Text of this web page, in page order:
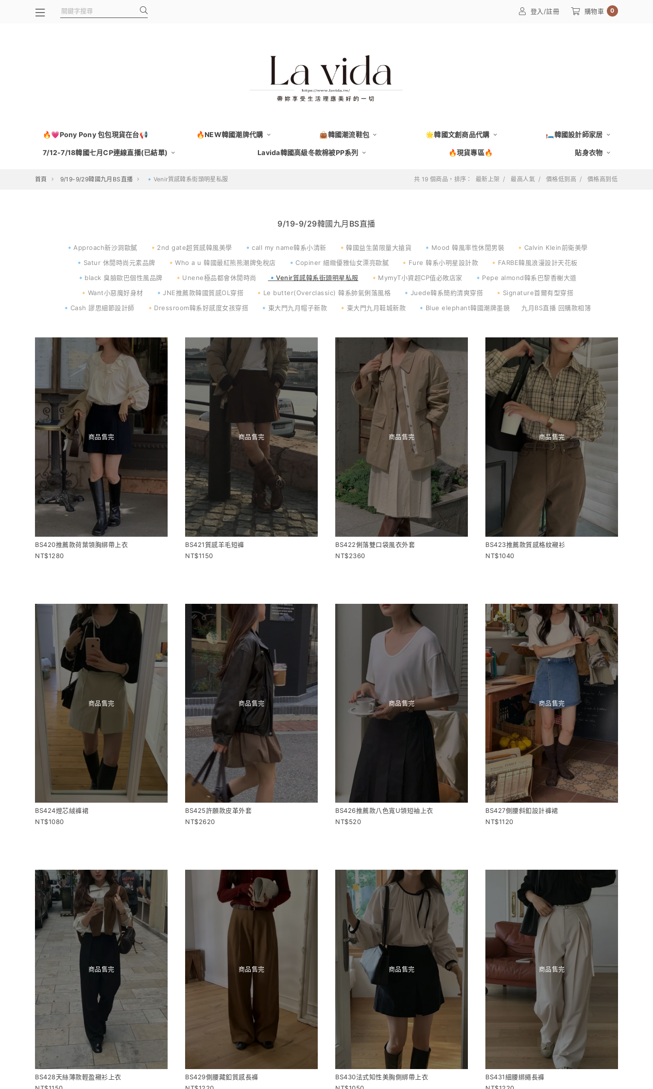
登入/註冊 購物車 0
🔥💗Pony Pony 包包現貨在台📢 🔥NEW韓國潮牌代購 👜韓國潮流鞋包 🌟韓國文創商品代購 🛏️韓國設計師家居
7/12-7/18韓國七月CP連線直播(已結單) Lavida韓國高級冬款棉被PP系列 🔥現貨專區🔥 貼身衣物
首頁 9/19-9/29韓國九月BS直播 🔹Venir質感韓系街頭明星私服 共 19 個商品，排序： 最新上架 最高人氣 價格低到高 價格高到低
9/19-9/29韓國九月BS直播
🔹Approach新沙洞歐膩 🔸2nd gate超質感韓風美學 🔹call my name韓系小清新 🔸韓國益生菌限量大搶貨 🔹Mood 韓風率性休閒男裝
🔸Calvin Klein前衛美學
🔹Satur 休閒時尚元素品牌
🔸Who a u 韓國最紅熊熊潮牌免稅店 🔹Copiner 細緻優雅仙女漂亮歐膩 🔸Fure 韓系小明星設計款
🔸FARBE韓風浪漫設計天花板
🔹black 臭臉歐巴個性風品牌
🔸Unene極品都會休閒時尚 🔹Venir質感韓系街頭明星私服 🔸MymyT小資超CP值必敗店家
🔹Pepe almond韓系巴黎香榭大道
🔸Want小惡魔好身材
🔹JNE推薦款韓國質感OL穿搭 🔸Le butter(Overclassic) 韓系帥氣俐落風格 🔹Juede韓系簡約清爽穿搭
🔸Signature首爾有型穿搭
🔹Cash 謬思細節設計師
🔸Dressroom韓系好感度女孩穿搭 🔹東大門九月帽子新款 🔸東大門九月鞋城新款 🔹Blue elephant韓國潮牌墨鏡 九月BS直播 回購款相簿
商品售完
BS420推薦款荷葉領胸綁帶上衣
1280
商品售完
BS421質感羊毛短褲
1150
商品售完
BS422俐落雙口袋風衣外套
2360
商品售完
BS423推薦款質感格紋襯衫
1040
商品售完
BS424燈芯絨褲裙
1080
商品售完
BS425許願款皮革外套
2620
商品售完
BS426推薦款八色寬U領短袖上衣
520
商品售完
BS427側腰斜釦設計褲裙
1120
商品售完
BS428天絲薄款輕盈襯衫上衣
商品售完
BS429側腰藏釦質感長褲
商品售完
BS430法式知性美胸側綁帶上衣
商品售完
BS431細腰綁繩長褲